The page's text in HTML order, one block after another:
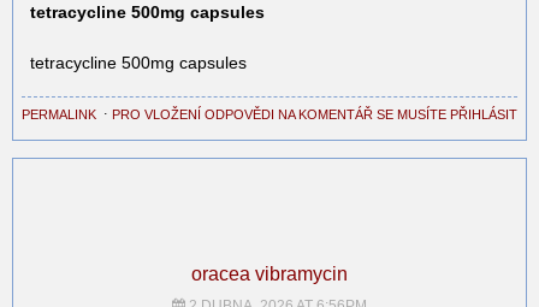
tetracycline 500mg capsules
tetracycline 500mg capsules
PERMALINK ⋅ PRO VLOŽENÍ ODPOVĚDI NA KOMENTÁŘ SE MUSÍTE PŘIHLÁSIT
oracea vibramycin